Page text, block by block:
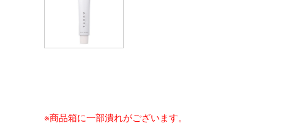
※商品箱に一部潰れがございます。